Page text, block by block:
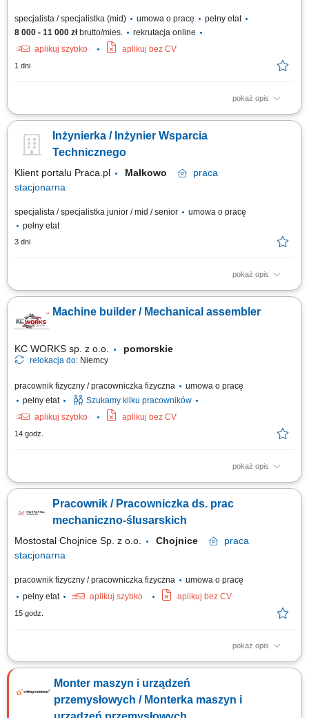
specjalista / specjalistka (mid) umowa o pracę
pełny etat
8 000 - 11 000 złbrutto/mies.
rekrutacja online
aplikuj szybko
aplikuj bez CV
1 dni
pokaż opis
Zakres obowiązków: Wykonywanie pomiarów diagnostycznych na
maszyn wirujących oraz urządzeń okrętowych; Analiza wyników
pomiarów i sporządzanie raportów technicznych; Współpraca z
Inżynierka / Inżynier Wsparcia
Technicznego
Klient portalu Praca.pl Małkowo
praca
stacjonarna
specjalista / specjalistka junior / mid / senior
umowa o pracę
pełny etat
3 dni
pokaż opis
Analizowanie problemów technicznych i dobieranie technologii napraw
modernizacji i retrofitów istniejących układów; Opracowywanie procedur
rozruchowych oraz odbiorowych dla remontowanych urządzeń;
Machine builder / Mechanical assembler
KC WORKS sp. z o.o. pomorskie
relokacja do: Niemcy
pracownik fizyczny / pracowniczka fizyczna
umowa o pracę
pełny etat
Szukamy kilku pracowników
aplikuj szybko
aplikuj bez CV
14 godz.
pokaż opis
The work will be carried out at our production and assembly location in
mechanical components; Installation of machine parts according to
technical drawings; Mechanical fitting and assembly work; Assembly of
Pracownik / Pracowniczka ds. prac
mechaniczno-ślusarskich
Mostostal Chojnice Sp. z o.o. Chojnice
praca
stacjonarna
pracownik fizyczny / pracowniczka fizyczna
umowa o pracę
pełny etat
aplikuj szybko aplikuj bez CV
15 godz.
pokaż opis
Zakres obowiązków: wykonywanie napraw uszkodzonych elementów
produkcji pod względem technicznym, bieżąca kontrola stanu
technicznego w celu zapewnienia ciągłości pracy, uruchamianie maszyn i
urządzeń produkcyjnych oraz...
Monter maszyn i urządzeń
przemysłowych / Monterka maszyn i